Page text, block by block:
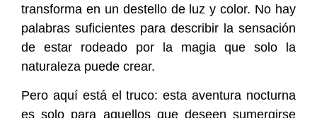
transforma en un destello de luz y color. No hay
palabras suficientes para describir la sensación
de estar rodeado por la magia que solo la
naturaleza puede crear.
Pero aquí está el truco: esta aventura nocturna
es solo para aquellos que deseen sumergirse